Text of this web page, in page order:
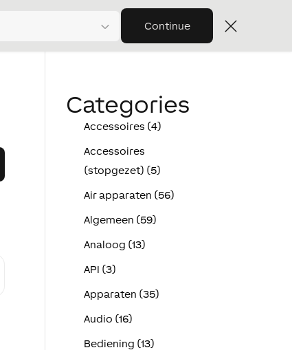
Continue
Categories
Accessoires (4)
Accessoires
(stopgezet) (5)
Air apparaten (56)
Algemeen (59)
Analoog (13)
API (3)
Apparaten (35)
Audio (16)
Bediening (13)